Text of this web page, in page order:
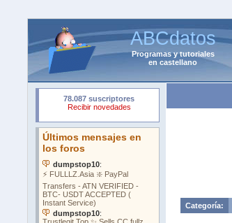
ABCdatos
Programasytutoriales
en castellano
Categoría: